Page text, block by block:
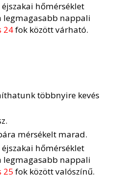
hőmérséklet
legmagasabb nappali
24fok között várható.
többnyire kevés
mérsékelt marad.
hőmérséklet
legmagasabb nappali
25 fok között valószínű.